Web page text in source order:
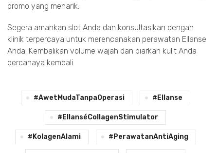
promo yang menarik.
Segera amankan slot Anda dan konsultasikan dengan
klinik terpercaya untuk merencanakan perawatan Ellanse
Anda. Kembalikan volume wajah dan biarkan kulit Anda
bercahaya kembali.
#AwetMudaTanpaOperasi #Ellanse
#EllanséCollagenStimulator
#KolagenAlami #PerawatanAntiAging